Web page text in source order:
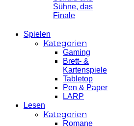
Spielen
Kategorien
Gaming
Brett- &
Kartenspiele
Tabletop
Pen & Paper
LARP
Lesen
Kategorien
Romane